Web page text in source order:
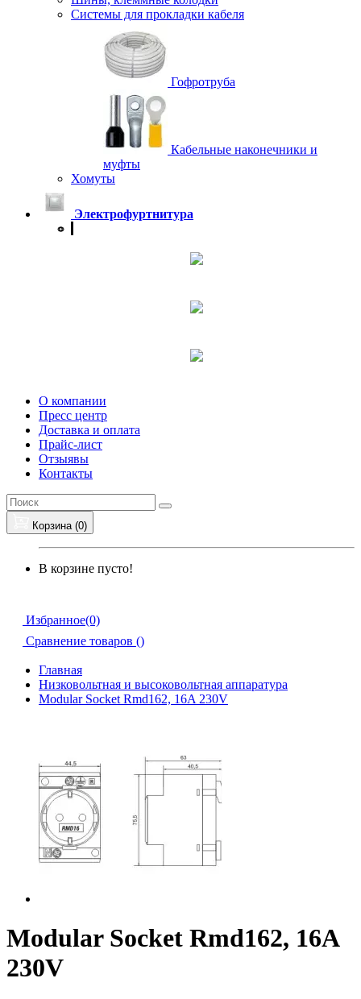
Системы для прокладки кабеля
Гофротруба
Кабельные наконечники и
муфты
Хомуты
Электрофуртнитура
О компании
Пресс центр
Доставка и оплата
Прайс-лист
Отзыявы
Контакты
Корзина (0)
В корзине пусто!
Избранное(0)
Сравнение товаров ()
Главная
Низковольтная и высоковольтная аппаратура
Modular Socket Rmd162, 16A 230V
Modular Socket Rmd162, 16A
230V